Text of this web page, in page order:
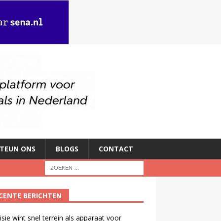
ONS BLOGS CONTACT
BERICHTEN
wint snel terrein als apparaat voor